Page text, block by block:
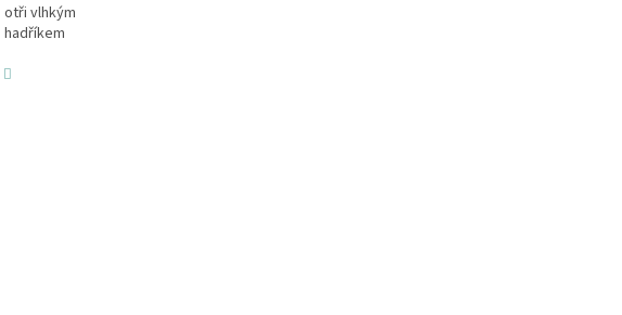
otři vlhkým
hadříkem